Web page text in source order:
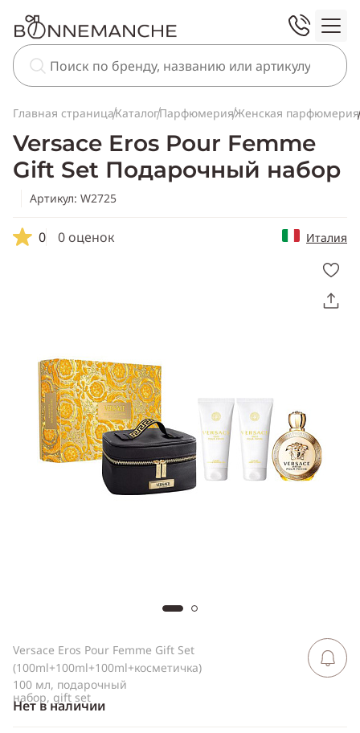
Главная страницаКаталогПарфюмерияЖенская парфюмерия
Versace Eros Pour Femme
Gift Set Подарочный набор
Артикул: W2725
0 0 оценок Италия
Telegram
WhatsApp
Viber
Versace Eros Pour Femme Gift Set
(100ml+100ml+100ml+косметичка)
100 мл, подарочный
набор, gift set
Нет в наличии
Сообщить